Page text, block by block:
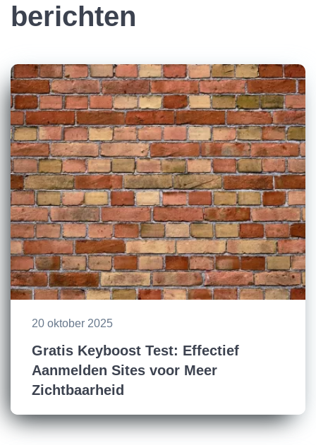
berichten
20 oktober 2025
Gratis Keyboost Test: Effectief
Aanmelden Sites voor Meer
Zichtbaarheid